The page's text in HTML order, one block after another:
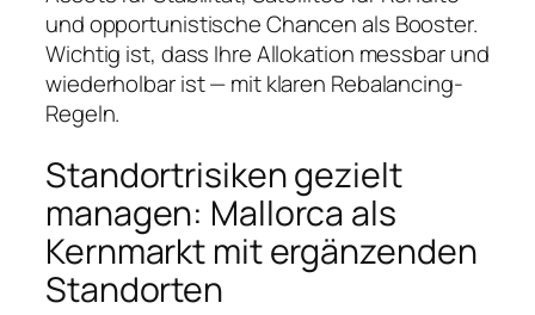
und opportunistische Chancen als Booster.
Wichtig ist, dass Ihre Allokation messbar und
wiederholbar ist — mit klaren Rebalancing-
Regeln.
Standortrisiken gezielt
managen: Mallorca als
Kernmarkt mit ergänzenden
Standorten